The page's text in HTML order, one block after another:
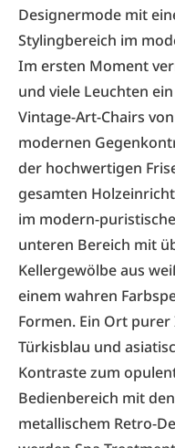
Designermode mit
Stylingbereich im
Im ersten Moment
und viele Leuchten
Vintage-Art-Chairs
modernen
der hochwertigen
gesamten
im modern-
unteren Bereich mit
Kellergewölbe aus
einem wahren
Formen. Ein Ort
Türkisblau und
Kontraste zum
Bedienbereich mit
metallischem Retro-